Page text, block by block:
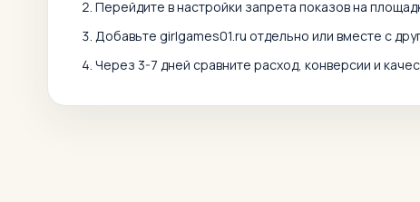
Перейдите в настройки запрета показов на
Добавьте girlgames01.ru отдельно или вместе с
Через 3-7 дней сравните расход, конверсии и